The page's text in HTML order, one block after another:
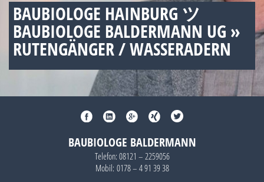
BAUBIOLOGE HAINBURG ツ
BAUBIOLOGE BALDERMANN UG »
RUTENGÄNGER / WASSERADERN
BAUBIOLOGE BALDERMANN
Telefon: 08121 – 2259056
Mobil: 0178 – 4 91 39 38